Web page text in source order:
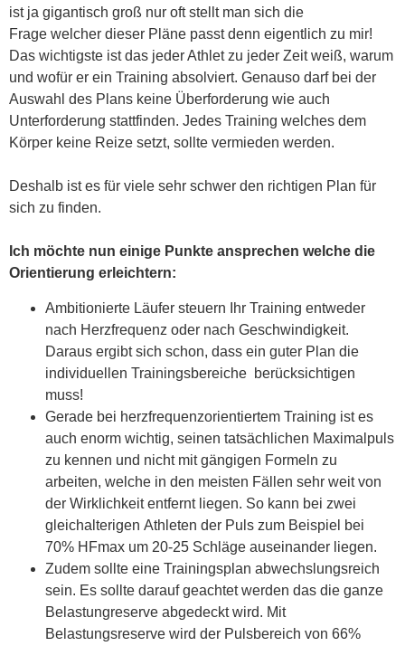
ist ja gigantisch groß nur oft stellt man sich die
Frage welcher dieser Pläne passt denn eigentlich zu mir!
Das wichtigste ist das jeder Athlet zu jeder Zeit weiß, warum
und wofür er ein Training absolviert. Genauso darf bei der
Auswahl des Plans keine Überforderung wie auch
Unterforderung stattfinden. Jedes Training welches dem
Körper keine Reize setzt, sollte vermieden werden.
Deshalb ist es für viele sehr schwer den richtigen Plan für
sich zu finden.
Ich möchte nun einige Punkte ansprechen welche die
Orientierung erleichtern:
Ambitionierte Läufer steuern Ihr Training entweder
nach Herzfrequenz oder nach Geschwindigkeit.
Daraus ergibt sich schon, dass ein guter Plan die
individuellen Trainingsbereiche berücksichtigen
muss!
Gerade bei herzfrequenzorientiertem Training ist es
auch enorm wichtig, seinen tatsächlichen Maximalpuls
zu kennen und nicht mit gängigen Formeln zu
arbeiten, welche in den meisten Fällen sehr weit von
der Wirklichkeit entfernt liegen. So kann bei zwei
gleichalterigen Athleten der Puls zum Beispiel bei
70% HFmax um 20-25 Schläge auseinander liegen.
Zudem sollte eine Trainingsplan abwechslungsreich
sein. Es sollte darauf geachtet werden das die ganze
Belastungreserve abgedeckt wird. Mit
Belastungsreserve wird der Pulsbereich von 66%